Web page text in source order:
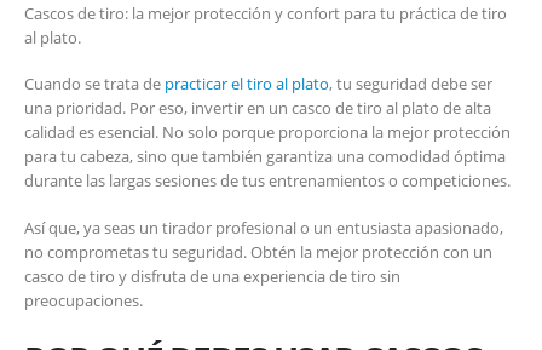
Cascos de tiro: la mejor protección y confort para tu práctica de tiro
al plato.
Cuando se trata de practicar el tiro al plato, tu seguridad debe ser
una prioridad. Por eso, invertir en un casco de tiro al plato de alta
calidad es esencial. No solo porque proporciona la mejor protección
para tu cabeza, sino que también garantiza una comodidad óptima
durante las largas sesiones de tus entrenamientos o competiciones.
Así que, ya seas un tirador profesional o un entusiasta apasionado,
no comprometas tu seguridad. Obtén la mejor protección con un
casco de tiro y disfruta de una experiencia de tiro sin
preocupaciones.